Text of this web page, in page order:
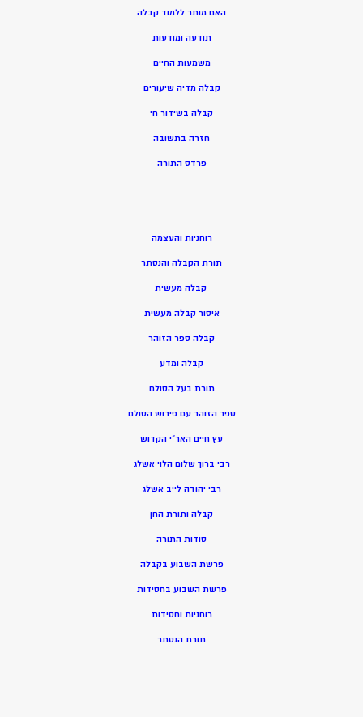
האם מותר ללמוד קבלה
תודעה ומודעות
משמעות החיים
קבלה מדיה שיעורים
קבלה בשידור חי
חזרה בתשובה
פרדס התורה
רוחניות והעצמה
תורת הקבלה והנסתר
קבלה מעשית
איסור קבלה מעשית
קבלה ספר הזוהר
קבלה ומדע
תורת בעל הסולם
ספר הזוהר עם פירוש הסולם
עץ חיים האר”י הקדוש
רבי ברוך שלום הלוי אשלג
רבי יהודה לייב אשלג
קבלה ותורת החן
סודות התורה
פרשת השבוע בקבלה
פרשת השבוע בחסידות
רוחניות וחסידות
תורת הנסתר